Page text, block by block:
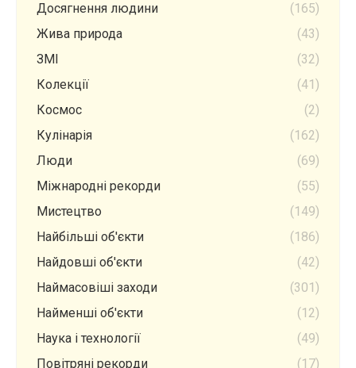
Досягнення людини
(165)
Жива природа
(43)
ЗМІ
(32)
Колекції
(41)
Космос
(2)
Кулінарія
(162)
Люди
(69)
Міжнародні рекорди
(55)
Мистецтво
(149)
Найбільші об'єкти
(186)
Найдовші об'єкти
(42)
Наймасовіші заходи
(301)
Найменші об'єкти
(12)
Наука і технології
(49)
Повітряні рекорди
(17)